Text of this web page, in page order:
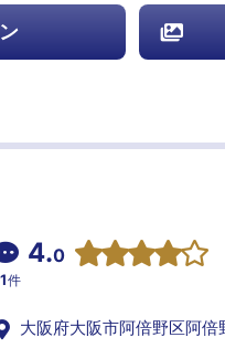
4.0
件
大阪府大阪市阿倍野区阿